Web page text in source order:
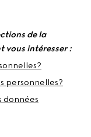
de la
vous intéresser :
personnelles?
données